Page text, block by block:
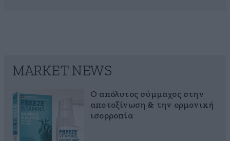
MARKET NEWS
Ο απόλυτος σύμμαχος στην
αποτοξίνωση & την ορμονική
ισορροπία